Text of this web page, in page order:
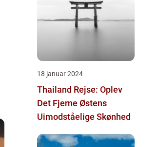
18 januar 2024
Thailand Rejse: Oplev
Det Fjerne Østens
Uimodståelige Skønhed